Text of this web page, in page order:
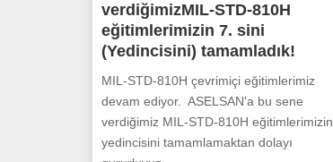
verdiğimizMIL-STD-810H
eğitimlerimizin 7. sini
(Yedincisini) tamamladık!
MIL-STD-810H çevrimiçi eğitimlerimiz
devam ediyor. ASELSAN'a bu sene
verdiğimiz MIL-STD-810H eğitimlerimizin
yedincisini tamamlamaktan dolayı